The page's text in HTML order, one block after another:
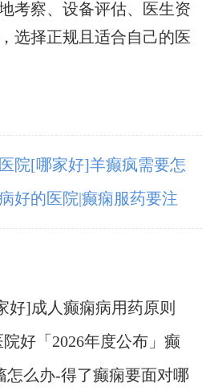
考察、设备评估、医生资
选择正规且适合自己的医
院[哪家好]羊癫疯需要怎
好的医院|癫痫服药要注
好]成人癫痫病用药原则
好「2026年度公布」癫
?
怎么办-得了癫痫要面对哪